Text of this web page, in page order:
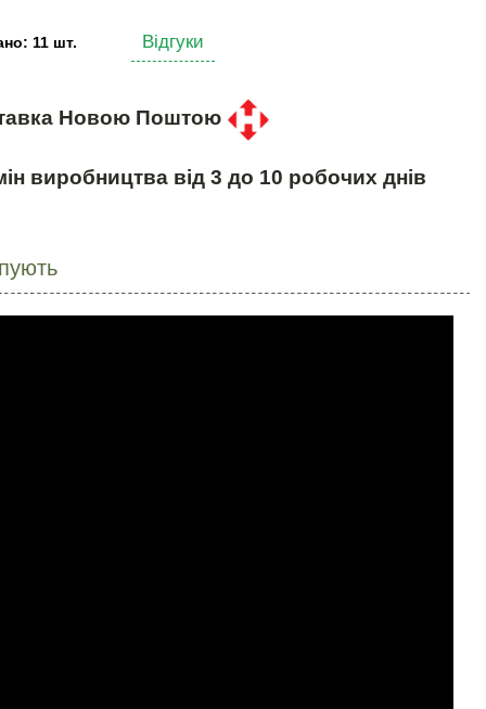
11 шт. Відгуки
Новою Поштою
виробництва від 3 до 10 робочих днів